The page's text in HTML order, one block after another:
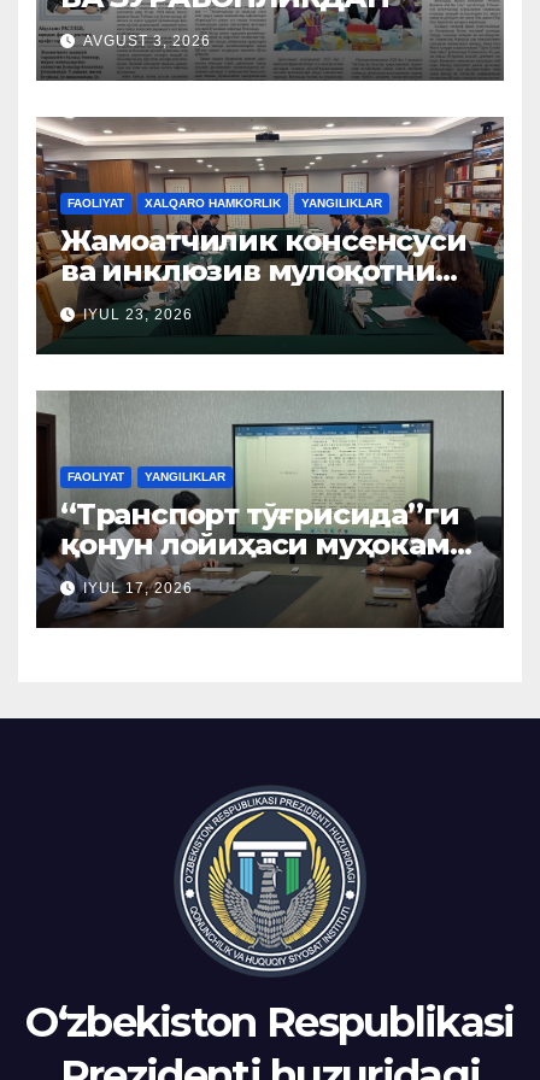
AVGUST 3, 2026
FAOLIYAT XALQARO HAMKORLIK YANGILIKLAR
Жамоатчилик консенсуси
ва инклюзив мулоқотни
ташкил этиш бўйича
Хитой тажрибаси
ўрганилди
IYUL 23, 2026
FAOLIYAT YANGILIKLAR
“Транспорт тўғрисида”ги
қонун лойиҳаси муҳокама
қилинди
IYUL 17, 2026
Oʻzbekiston Respublikasi